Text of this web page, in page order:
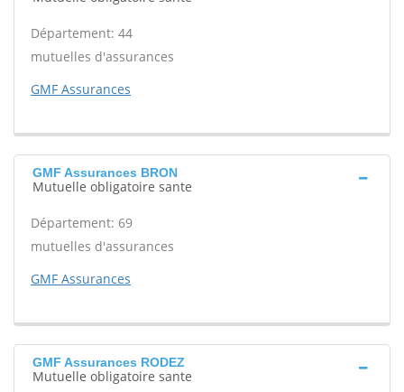
Département: 44
mutuelles d'assurances
GMF Assurances
GMF Assurances BRON
Mutuelle obligatoire sante
Département: 69
mutuelles d'assurances
GMF Assurances
GMF Assurances RODEZ
Mutuelle obligatoire sante